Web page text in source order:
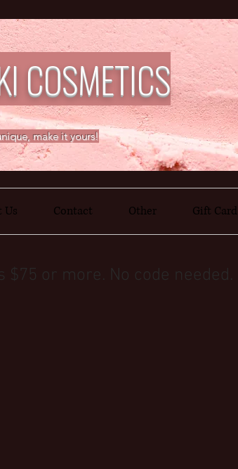
COSMETICS
make it yours!
Us Contact Other Gift Card
$75 or more. No code needed.